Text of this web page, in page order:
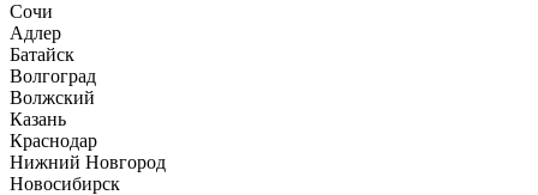
Сочи
Адлер
Батайск
Волгоград
Волжский
Казань
Краснодар
Нижний Новгород
Новосибирск